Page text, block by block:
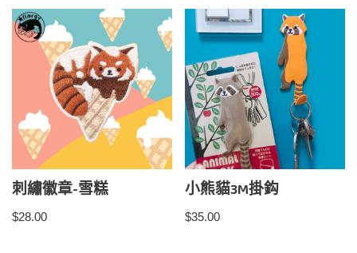
刺繡徽章-雪糕
$28.00
小熊貓3M掛鈎
$35.00